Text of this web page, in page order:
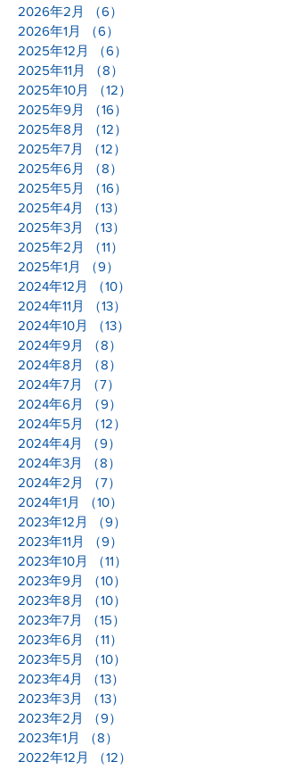
2026年2月
（6）
2026年1月
（6）
2025年12月
（6）
2025年11月
（8）
2025年10月
（12）
2025年9月
（16）
2025年8月
（12）
2025年7月
（12）
2025年6月
（8）
2025年5月
（16）
2025年4月
（13）
2025年3月
（13）
2025年2月
（11）
2025年1月
（9）
2024年12月
（10）
2024年11月
（13）
2024年10月
（13）
2024年9月
（8）
2024年8月
（8）
2024年7月
（7）
2024年6月
（9）
2024年5月
（12）
2024年4月
（9）
2024年3月
（8）
2024年2月
（7）
2024年1月
（10）
2023年12月
（9）
2023年11月
（9）
2023年10月
（11）
2023年9月
（10）
2023年8月
（10）
2023年7月
（15）
2023年6月
（11）
2023年5月
（10）
2023年4月
（13）
2023年3月
（13）
2023年2月
（9）
2023年1月
（8）
2022年12月
（12）